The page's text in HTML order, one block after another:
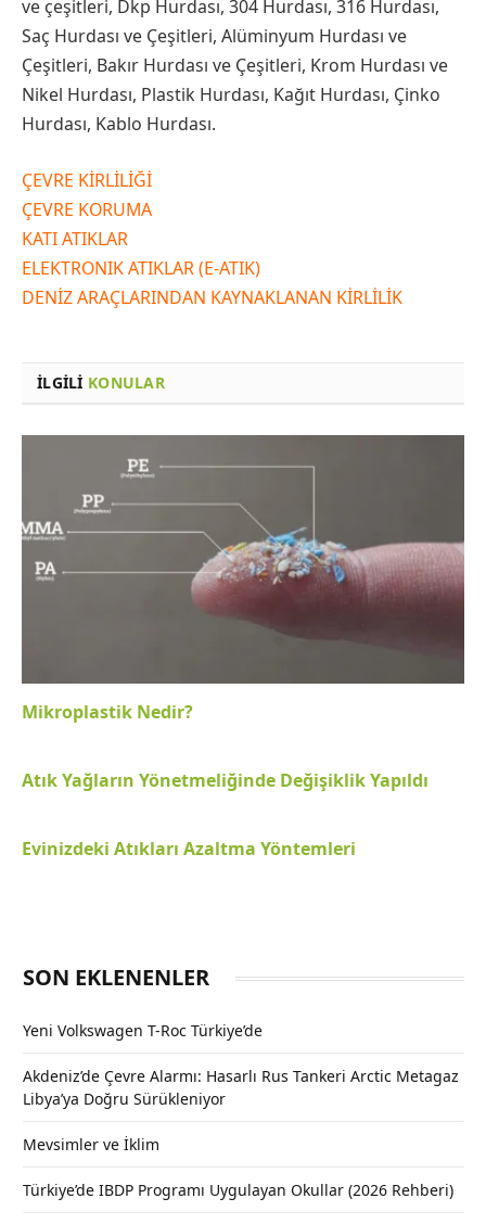
ve çeşitleri, Dkp Hurdası, 304 Hurdası, 316 Hurdası,
Saç Hurdası ve Çeşitleri, Alüminyum Hurdası ve
Çeşitleri, Bakır Hurdası ve Çeşitleri, Krom Hurdası ve
Nikel Hurdası, Plastik Hurdası, Kağıt Hurdası, Çinko
Hurdası, Kablo Hurdası.
ÇEVRE KİRLİLİĞİ
ÇEVRE KORUMA
KATI ATIKLAR
ELEKTRONIK ATIKLAR (E-ATIK)
DENİZ ARAÇLARINDAN KAYNAKLANAN KİRLİLİK
İLGILI KONULAR
Mikroplastik Nedir?
Atık Yağların Yönetmeliğinde Değişiklik Yapıldı
Evinizdeki Atıkları Azaltma Yöntemleri
SON EKLENENLER
Yeni Volkswagen T-Roc Türkiye’de
Akdeniz’de Çevre Alarmı: Hasarlı Rus Tankeri Arctic Metagaz
Libya’ya Doğru Sürükleniyor
Mevsimler ve İklim
Türkiye’de IBDP Programı Uygulayan Okullar (2026 Rehberi)